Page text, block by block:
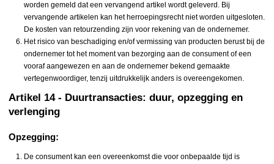
worden gemeld dat een vervangend artikel wordt geleverd. Bij
vervangende artikelen kan het herroepingsrecht niet worden uitgesloten.
De kosten van retourzending zijn voor rekening van de ondernemer.
Het risico van beschadiging en/of vermissing van producten berust bij de
ondernemer tot het moment van bezorging aan de consument of een
vooraf aangewezen en aan de ondernemer bekend gemaakte
vertegenwoordiger, tenzij uitdrukkelijk anders is overeengekomen.
Artikel 14 - Duurtransacties: duur, opzegging en
verlenging
Opzegging:
De consument kan een overeenkomst die voor onbepaalde tijd is